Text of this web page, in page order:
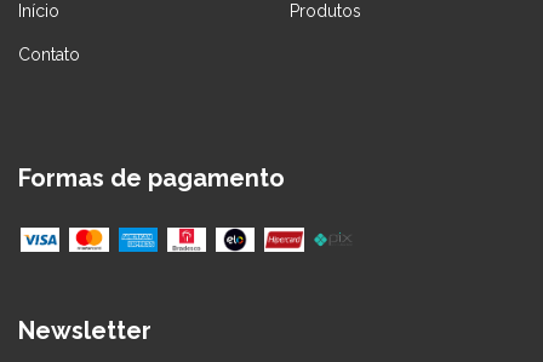
Início Produtos
Contato
Formas de pagamento
Newsletter